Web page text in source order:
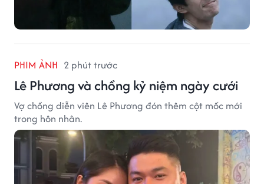
PHIM ẢNH 2 phút trước
Lê Phương và chồng kỷ niệm ngày cưới
Vợ chồng diễn viên Lê Phương đón thêm cột mốc mới
trong hôn nhân.